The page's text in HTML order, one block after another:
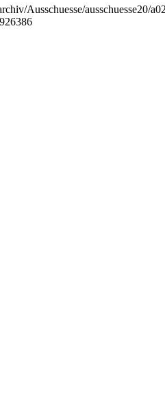
Ausschuesse/ausschuesse20/